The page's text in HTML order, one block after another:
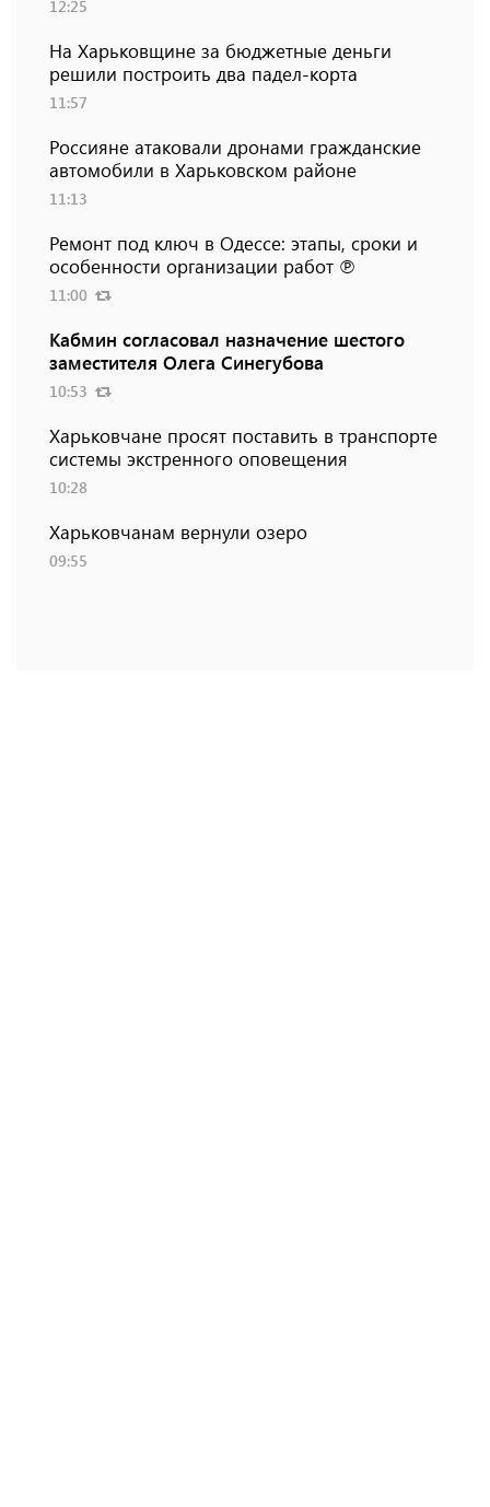
12:25
На Харьковщине за бюджетные деньги
решили построить два падел-корта
11:57
Россияне атаковали дронами гражданские
автомобили в Харьковском районе
11:13
Ремонт под ключ в Одессе: этапы, сроки и
особенности организации работ ℗
11:00
Кабмин согласовал назначение шестого
заместителя Олега Синегубова
10:53
Харьковчане просят поставить в транспорте
системы экстренного оповещения
10:28
Харьковчанам вернули озеро
09:55